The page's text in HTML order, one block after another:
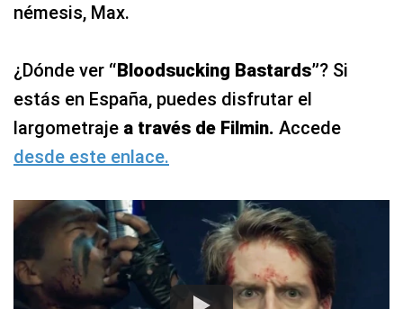
némesis, Max.
¿Dónde ver “Bloodsucking Bastards”? Si
estás en España, puedes disfrutar el
largometraje a través de Filmin. Accede
desde este enlace.